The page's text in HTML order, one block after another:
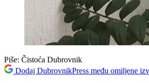
Piše: Čistoća Dubrovnik
Dodaj DubrovnikPress među omiljene